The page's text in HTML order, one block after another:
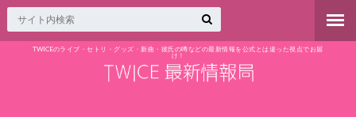
TWICEのライブ・セトリ・グッズ・新曲・彼氏の噂などの最新情報を公式とは違った視点でお届
け！